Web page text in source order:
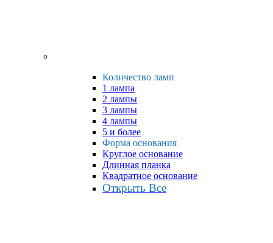
Количество ламп
1 лампа
2 лампы
3 лампы
4 лампы
5 и более
Форма основания
Круглое основание
Длинная планка
Квадратное основание
Открыть Все